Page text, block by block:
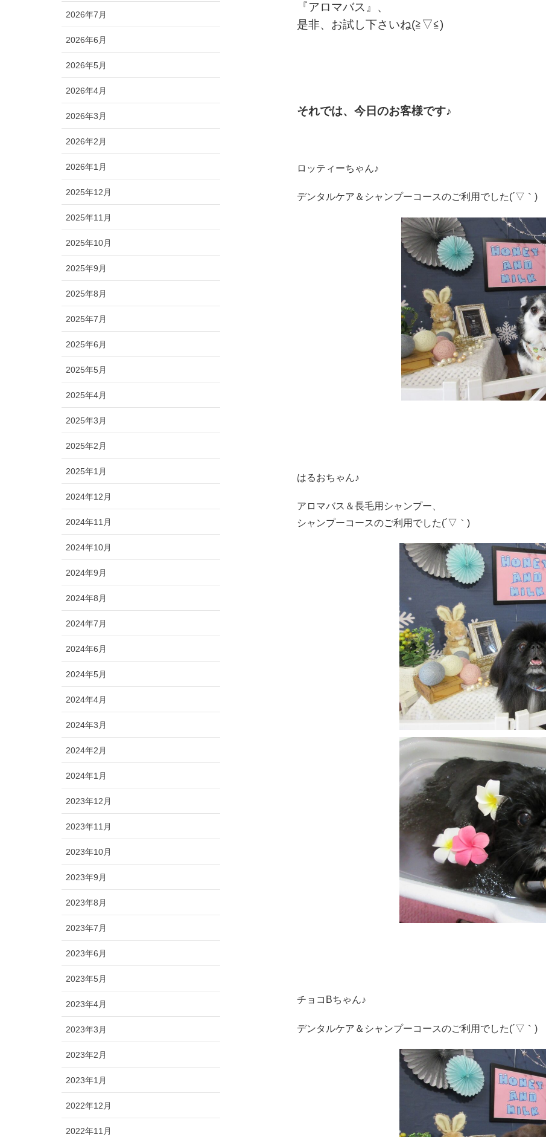
『アロマバス』、
是非、お試し下さいね(≧▽≦)
それでは、今日のお客様です♪
ロッティーちゃん♪
デンタルケア＆シャンプーコースのご利用でした(´▽｀)
はるおちゃん♪
アロマバス＆長毛用シャンプー、
シャンプーコースのご利用でした(´▽｀)
チョコBちゃん♪
デンタルケア＆シャンプーコースのご利用でした(´▽｀)
2026年7月
2026年6月
2026年5月
2026年4月
2026年3月
2026年2月
2026年1月
2025年12月
2025年11月
2025年10月
2025年9月
2025年8月
2025年7月
2025年6月
2025年5月
2025年4月
2025年3月
2025年2月
2025年1月
2024年12月
2024年11月
2024年10月
2024年9月
2024年8月
2024年7月
2024年6月
2024年5月
2024年4月
2024年3月
2024年2月
2024年1月
2023年12月
2023年11月
2023年10月
2023年9月
2023年8月
2023年7月
2023年6月
2023年5月
2023年4月
2023年3月
2023年2月
2023年1月
2022年12月
2022年11月